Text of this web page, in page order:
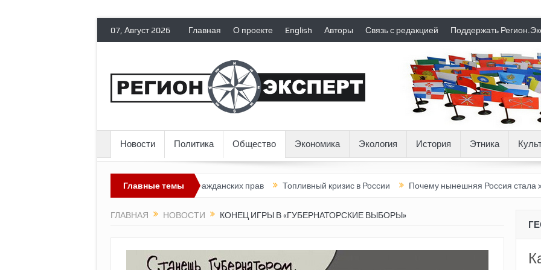
07, Август 2026 Главная О проекте English Авторы Связь с редакцией Поддержать
Новости Политика Общество Экономика Экология История Этника
Главные темы
лишает политических эмигрантов гражданских прав Топливный кризис в России Почему нынешняя Россия стала хуже, чем
ГЛАВНАЯ НОВОСТИ КОНЕЦ ИГРЫ В «ГУБЕРНАТОРСКИЕ ВЫБОРЫ»